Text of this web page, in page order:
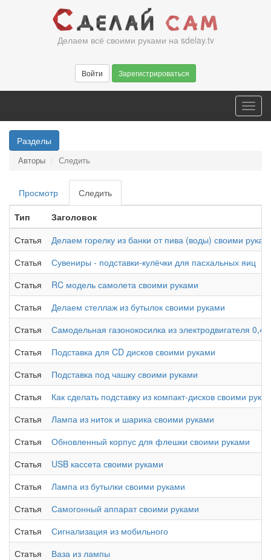
Делаем всё своими руками на sdelay.tv
Войти Зарегистрироваться
Разделы
Авторы Следить
Главные
вкладки
Просмотр Следить
вкладка)
Тип
Заголовок
Статья
Делаем горелку из банки от пива (воды) своими
Статья
Сувениры - подставки-кулёчки для пасхальных яиц
Статья
RC модель самолета своими руками
Статья
Делаем стеллаж из бутылок своими руками
Статья
Самодельная газонокосилка из электродвигателя 0,4
Статья
Подставка для CD дисков своими руками
Статья
Подставка под чашку своими руками
Статья
Как сделать подставку из компакт-дисков своими
Статья
Лампа из ниток и шарика своими руками
Статья
Обновленный корпус для флешки своими руками
Статья
USB кассета своими руками
Статья
Лампа из бутылки своими руками
Статья
Самогонный аппарат своими руками
Статья
Сигнализация из мобильного
Статья
Ваза из лампы